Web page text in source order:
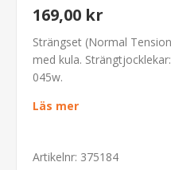
169,00 kr
Strängset (Normal
med kula.
045w.
Läs mer
Artikelnr: 375184